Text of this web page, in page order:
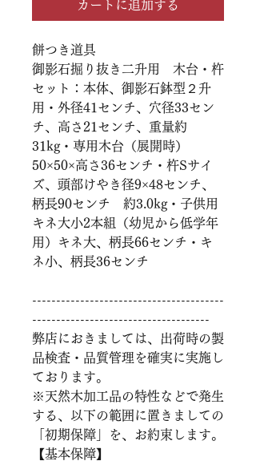
カートに追加する
餅つき道具
御影石掘り抜き二升用　木台・杵
セット：本体、御影石鉢型２升
用・外径41センチ、穴径33セン
チ、高さ21センチ、重量約
31kg・専用木台（展開時）
50×50×高さ36センチ・杵Sサイ
ズ、頭部けやき径9×48センチ、
柄長90センチ　約3.0kg・子供用
キネ大小2本組（幼児から低学年
用）キネ大、柄長66センチ・キ
ネ小、柄長36センチ
----------------------------------------
-------------------------------------
弊店におきましては、出荷時の製
品検査・品質管理を確実に実施し
ております。
※天然木加工品の特性などで発生
する、以下の範囲に置きましての
「初期保障」を、お約束します。
【基本保障】